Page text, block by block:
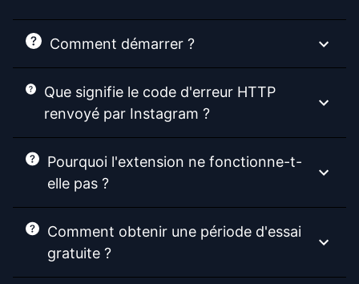
Comment démarrer ?
Que signifie le code d'erreur HTTP
renvoyé par Instagram ?
Pourquoi l'extension ne fonctionne-t-
elle pas ?
Comment obtenir une période d'essai
gratuite ?